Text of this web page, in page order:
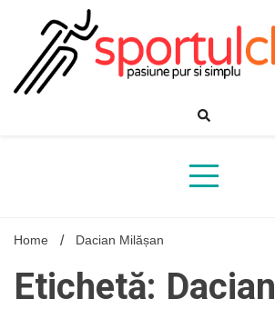
Home Dacian Milășan
Etichetă: Dacian